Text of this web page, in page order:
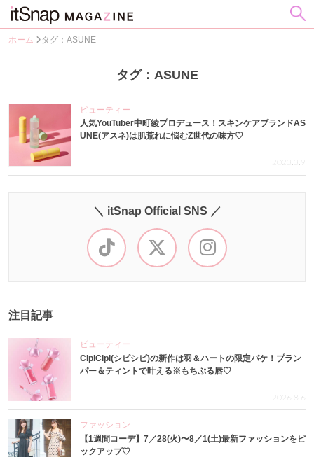
ホーム タグ：ASUNE
タグ：ASUNE
ビューティー
人気YouTuber中町綾プロデュース！スキンケアブランドAS
UNE(アスネ)は肌荒れに悩むZ世代の味方♡
2023.3.9
＼ itSnap Official SNS ／
注目記事
ビューティー
CipiCipi(シピシピ)の新作は羽＆ハートの限定パケ！プラン
パー＆ティントで叶える※もちぷる唇♡
2026.8.6
ファッション
【1週間コーデ】7／28(火)〜8／1(土)最新ファッションをピ
ックアップ♡